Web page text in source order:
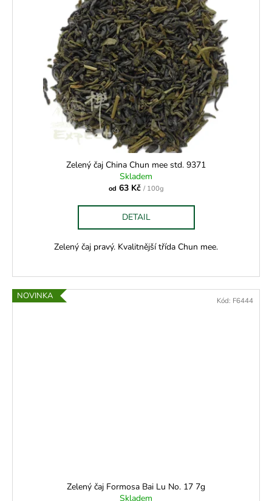
Zelený čaj China Chun mee std. 9371
Skladem
od 63 Kč / 100g
DETAIL
Zelený čaj pravý. Kvalitnější třída Chun mee.
NOVINKA
Zelený čaj Formosa Bai Lu No. 17 7g
Skladem
Kód: F6444